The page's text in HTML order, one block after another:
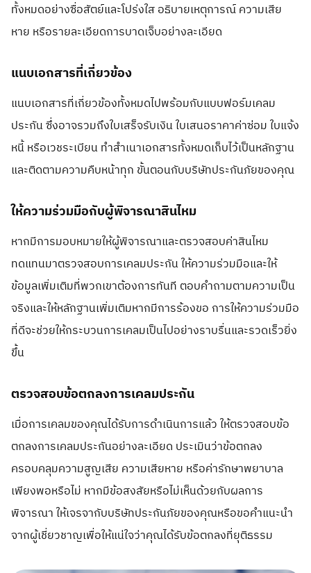
ทั้งหมดอย่างซื่อสัตย์และโปร่งใส อธิบายเหตุการณ์ ความเสีย
หาย หรือรายละเอียดการบาดเจ็บอย่างละเอียด
แนบเอกสารที่เกี่ยวข้อง
แนบเอกสารที่เกี่ยวข้องทั้งหมดไปพร้อมกับแบบฟอร์มเคลม
ประกัน ซึ่งอาจรวมถึงใบเสร็จรับเงิน ใบเสนอราคาค่าซ่อม ใบแจ้ง
หนี้ หรือเวชระเบียน ทำสำเนาเอกสารทั้งหมดเก็บไว้เป็นหลักฐาน
และติดตามความคืบหน้าทุก ขั้นตอนกับบริษัทประกันภัยของคุณ
ให้ความร่วมมือกับผู้พิจารณาสินไหม
หากมีการมอบหมายให้ผู้พิจารณาและตรวจสอบค่าสินไหม
ทดแทนมาตรวจสอบการเคลมประกัน ให้ความร่วมมือและให้
ข้อมูลเพิ่มเติมที่พวกเขาต้องการทันที ตอบคำถามตามความเป็น
จริงและให้หลักฐานเพิ่มเติมหากมีการร้องขอ การให้ความร่วมมือ
ที่ดีจะช่วยให้กระบวนการเคลมเป็นไปอย่างราบรื่นและรวดเร็วยิ่ง
ขึ้น
ตรวจสอบข้อตกลงการเคลมประกัน
เมื่อการเคลมของคุณได้รับการดำเนินการแล้ว ให้ตรวจสอบข้อ
ตกลงการเคลมประกันอย่างละเอียด ประเมินว่าข้อตกลง
ครอบคลุมความสูญเสีย ความเสียหาย หรือค่ารักษาพยาบาล
เพียงพอหรือไม่ หากมีข้อสงสัยหรือไม่เห็นด้วยกับผลการ
พิจารณา ให้เจรจากับบริษัทประกันภัยของคุณหรือขอคำแนะนำ
จากผู้เชี่ยวชาญเพื่อให้แน่ใจว่าคุณได้รับข้อตกลงที่ยุติธรรม